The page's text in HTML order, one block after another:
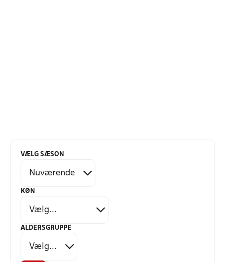
VÆLG SÆSON
KØN
ALDERSGRUPPE